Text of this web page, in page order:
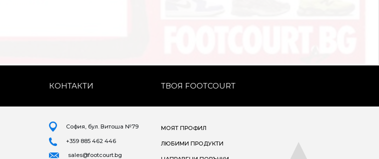
КОНТАКТИ ТВОЯ FOOTCOURT
София, бул. Витоша №79
+359 885 462 446
sales@footcourt.bg
МОЯТ ПРОФИЛ
ЛЮБИМИ ПРОДУКТИ